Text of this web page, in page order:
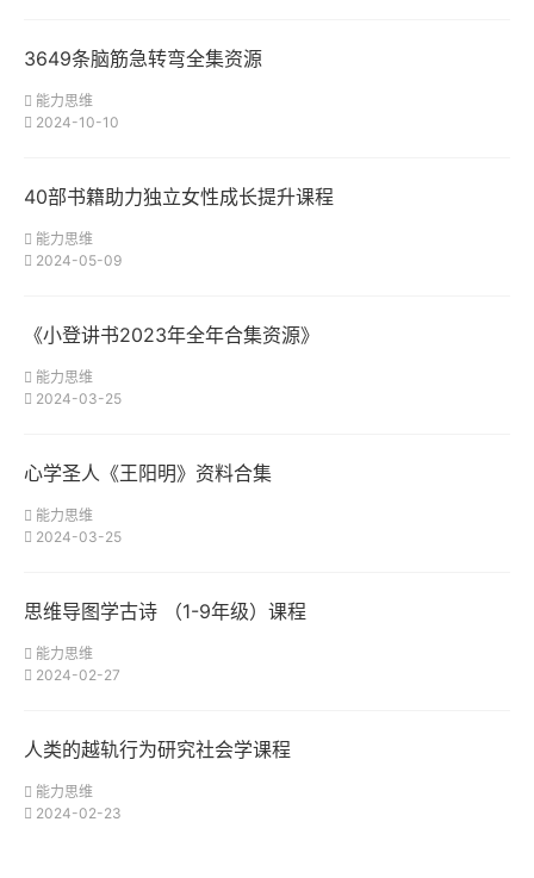
3649条脑筋急转弯全集资源
能力思维
2024-10-10
40部书籍助力独立女性成长提升课程
能力思维
2024-05-09
《小登讲书2023年全年合集资源》
能力思维
2024-03-25
心学圣人《王阳明》资料合集
能力思维
2024-03-25
思维导图学古诗 （1-9年级）课程
能力思维
2024-02-27
人类的越轨行为研究社会学课程
能力思维
2024-02-23